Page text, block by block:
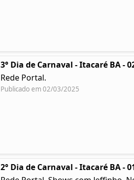
3° Dia de Carnaval - Itacaré BA -
Rede Portal.
Publicado em 02/03/2025
2° Dia de Carnaval - Itacaré BA -